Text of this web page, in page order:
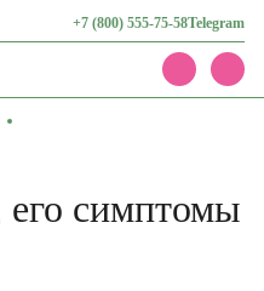
+7 (800) 555-75-58Telegram
его симптомы